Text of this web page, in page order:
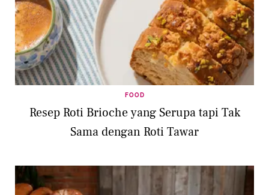
FOOD
Resep Roti Brioche yang Serupa tapi Tak
Sama dengan Roti Tawar